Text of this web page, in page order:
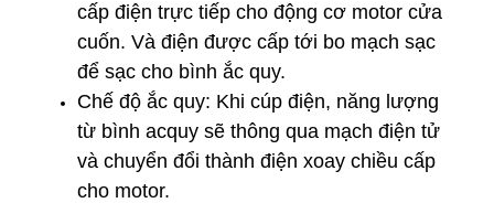
cấp điện trực tiếp cho động cơ motor cửa
cuốn. Và điện được cấp tới bo mạch sạc
để sạc cho bình ắc quy.
Chế độ ắc quy: Khi cúp điện, năng lượng
từ bình acquy sẽ thông qua mạch điện tử
và chuyển đổi thành điện xoay chiều cấp
cho motor.